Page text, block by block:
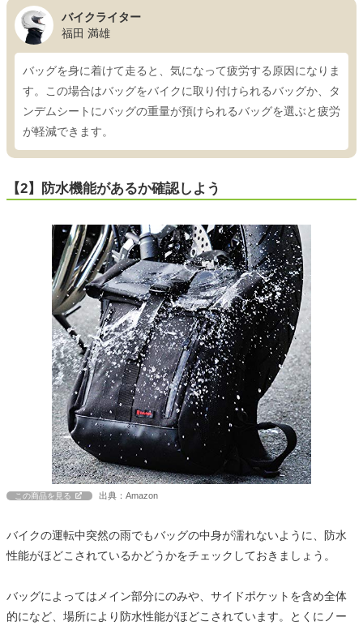
バイクライター
福田 満雄
バッグを身に着けて走ると、気になって疲労する原因になりま
す。この場合はバッグをバイクに取り付けられるバッグか、タ
ンデムシートにバッグの重量が預けられるバッグを選ぶと疲労
が軽減できます。
【2】防水機能があるか確認しよう
この商品を見る 出典：Amazon
バイクの運転中突然の雨でもバッグの中身が濡れないように、防水
性能がほどこされているかどうかをチェックしておきましょう。
バッグによってはメイン部分にのみや、サイドポケットを含め全体
的になど、場所により防水性能がほどこされています。とくにノー